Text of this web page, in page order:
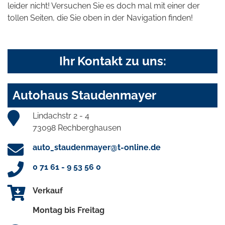
leider nicht! Versuchen Sie es doch mal mit einer der
tollen Seiten, die Sie oben in der Navigation finden!
Ihr Kontakt zu uns:
Autohaus Staudenmayer
Lindachstr 2 - 4
73098 Rechberghausen
auto_staudenmayer@t-online.de
0 71 61 - 9 53 56 0
Verkauf
Montag bis Freitag